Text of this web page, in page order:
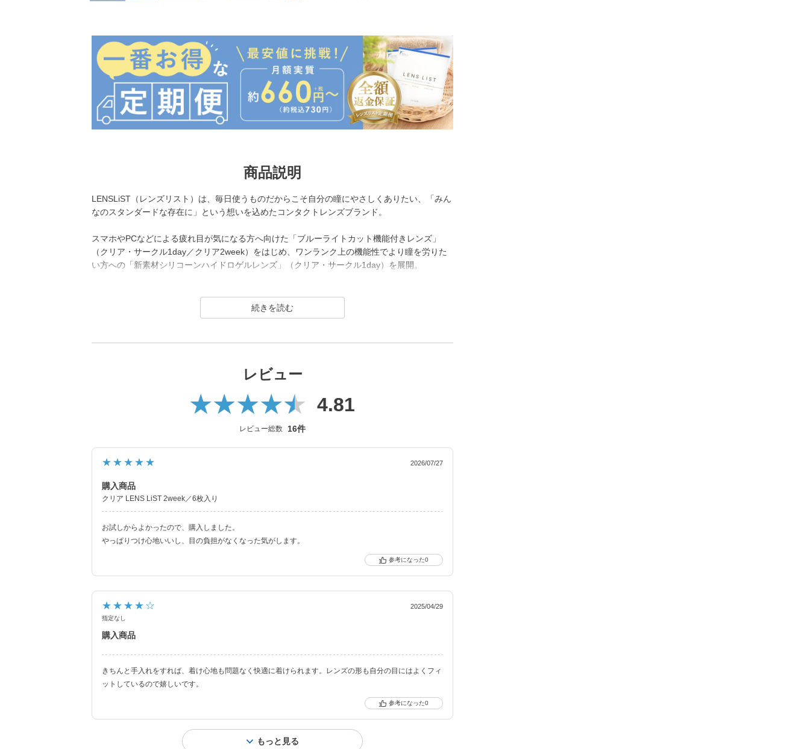
商品説明
LENSLiST（レンズリスト）は、毎日使うものだからこそ自分の瞳にやさしくありたい、「みん
なのスタンダードな存在に」という想いを込めたコンタクトレンズブランド。
スマホやPCなどによる疲れ目が気になる方へ向けた「ブルーライトカット機能付きレンズ」
（クリア・サークル1day／クリア2week）をはじめ、ワンランク上の機能性でより瞳を労りた
い方への「新素材シリコーンハイドロゲルレンズ」（クリア・サークル1day）を展開。
レビュー
4.81
レビュー総数 16件
★★★★★ 2026/07/27
購入商品
クリア LENS LiST 2week／6枚入り
お試しからよかったので、購入しました。
やっぱりつけ心地いいし、目の負担がなくなった気がします。
0
★★★★☆
指定なし
2025/04/29
購入商品
きちんと手入れをすれば、着け心地も問題なく快適に着けられます。レンズの形も自分の目にはよくフィ
ットしているので嬉しいです。
0
もっと見る